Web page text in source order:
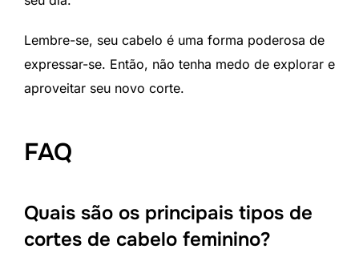
Lembre-se, seu cabelo é uma forma poderosa de
expressar-se. Então, não tenha medo de explorar e
aproveitar seu novo corte.
FAQ
Quais são os principais tipos de
cortes de cabelo feminino?